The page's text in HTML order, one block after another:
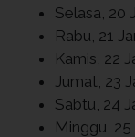
Selasa, 20
Rabu, 21
Kamis, 22
Jumat, 23
Sabtu, 24
Minggu, 25